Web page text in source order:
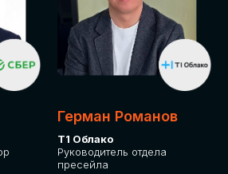
Герман Романов
Т1 Облако
Руководитель отдела
пресейла